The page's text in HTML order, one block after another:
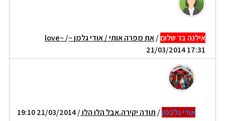
אילנה בר שלום/את מפרה אותי / אודי גלמן ~love~/
21/03/2014 17:31
אודי גלבמן/ תודה יקירה.אבל הלו הלו/ 21/03/2014 19:10